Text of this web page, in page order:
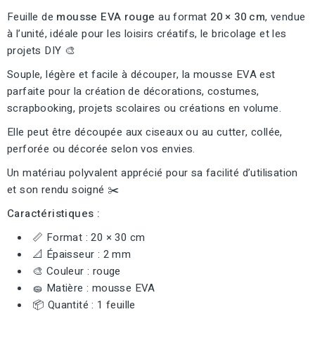
Feuille de mousse EVA rouge au format 20 × 30 cm, vendue
à l’unité, idéale pour les loisirs créatifs, le bricolage et les
projets DIY 🎨
Souple, légère et facile à découper, la mousse EVA est
parfaite pour la création de décorations, costumes,
scrapbooking, projets scolaires ou créations en volume.
Elle peut être découpée aux ciseaux ou au cutter, collée,
perforée ou décorée selon vos envies.
Un matériau polyvalent apprécié pour sa facilité d’utilisation
et son rendu soigné ✂️
Caractéristiques :
📏 Format : 20 × 30 cm
📐 Épaisseur : 2 mm
🎨 Couleur : rouge
🧽 Matière : mousse EVA
📦 Quantité : 1 feuille